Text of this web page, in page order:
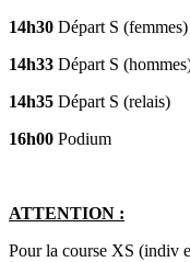
14h30 Départ S (femmes)
14h33 Départ S
14h35 Départ S (relais)
16h00 Podium
ATTENTION :
Pour la course XS (indiv